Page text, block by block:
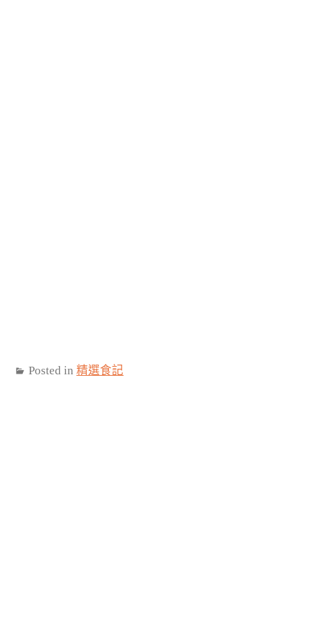
Posted in 精選食記